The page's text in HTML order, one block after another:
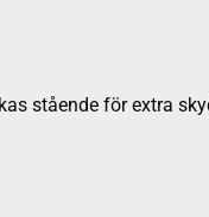
stående för extra